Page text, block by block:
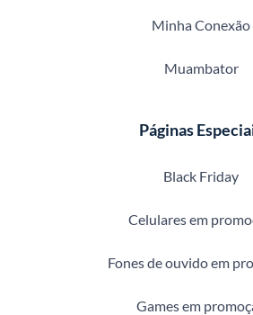
Minha Conexão
Muambator
Páginas
Black Friday
Celulares em
Fones de ouvido em
Games em